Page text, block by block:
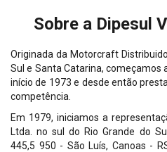
Sobre a Dipesul
Originada da Motorcraft
Sul e Santa Catarina, começamos
início de 1973 e desde então
competência.
Em 1979, iniciamos a
Ltda. no sul do Rio Grande do
445,5 950 - São Luís, Canoas -